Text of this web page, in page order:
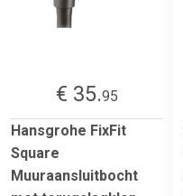
€ 35.95
Hansgrohe FixFit
Square
Muuraansluitbocht